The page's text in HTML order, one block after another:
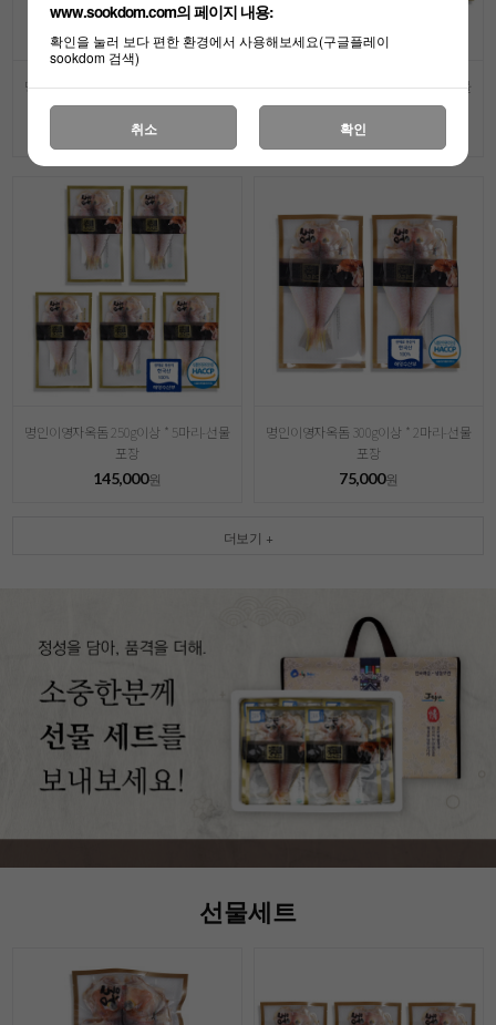
명인이영자옥돔 250g이상 * 2마리-선물
포장
61,000원
명인이영자옥돔 250g이상 * 3마리-선물
포장
89,000
명인이영자옥돔 250g이상 * 5마리-선물
포장
145,000원
명인이영자옥돔 300g이상 * 2마리-선물
포장
75,000원
더보기 +
선물세트
www.sookdom.com의 페이지 내용:
확인을 눌러 보다 편한 환경에서 사용해보세요(구글플레이
sookdom 검색)
취소 확인